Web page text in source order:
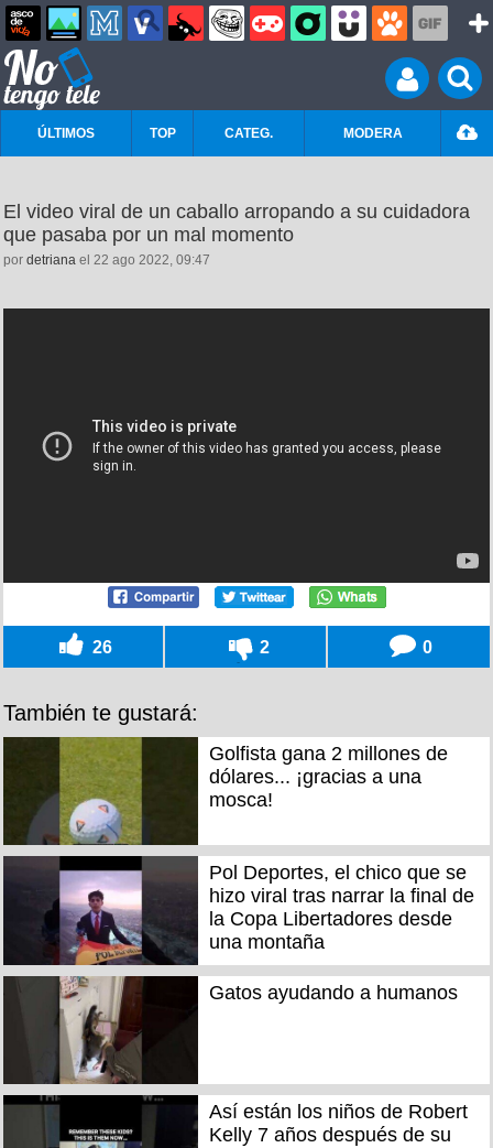
ÚLTIMOS TOP CATEG. MODERA
El video viral de un caballo arropando a su cuidadora
que pasaba por un mal momento
por detriana el 22 ago 2022, 09:47
26 2 0
También te gustará:
Golfista gana 2 millones de
dólares... ¡gracias a una
mosca!
Pol Deportes, el chico que se
hizo viral tras narrar la final de
la Copa Libertadores desde
una montaña
Gatos ayudando a humanos
Así están los niños de Robert
Kelly 7 años después de su